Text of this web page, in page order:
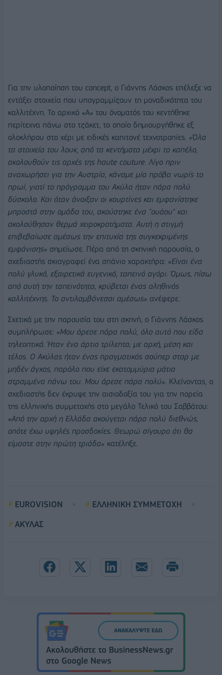
Για την υλοποίηση του concept, ο Γιάννης Λάσκος επέλεξε να
εντάξει στοιχεία που υπογραμμίζουν τη μοναδικότητα του
καλλιτέχνη. Το αρχικό «Α» του όνοματός του κεντήθηκε
περίτεχνα πάνω στο τζάκετ, το οποίο δημιουργήθηκε εξ
ολοκλήρου στο χέρι με ειδικές καπιτονέ τεχνοτροπίες. «Όλα
τα στοιχεία του λουκ, από τα κεντήματα μέχρι το καπέλο,
ακολουθούν τις αρχές της haute couture. Λίγο πριν
αναχωρήσει για την Αυστρία, κάναμε μία πρόβα νωρίς το
πρωί, γιατί το πρόγραμμα του Ακύλα ήταν πάρα πολύ
δύσκολο. Και όταν άνοιξαν οι κουρτίνες και εμφανίστηκε
μπροστά στην ομάδα του, ακούστηκε ένα "ουάου" και
ακολούθησαν θερμά χειροκροτήματα. Αυτή η στιγμή
επιβεβαίωσε αμέσως την επιτυχία της συγκεκριμένης
εμφάνισης» σημείωσε. Πέρα από τη σκηνική παρουσία, ο
σχεδιαστής σκιαγραφεί ένα σπάνιο χαρακτήρα: «Είναι ένα
πολύ γλυκό, εξαιρετικά ευγενικό, ταπεινό αγόρι. Όμως, πίσω
από αυτή την ταπεινότητα, κρύβεται ένας αληθινός
καλλιτέχνης. Το αντιλαμβάνεσαι αμέσως» ανέφερε.
Σχετικά με την παρουσία του στη σκηνή, ο Γιάννης Λάσκος
συμπλήρωσε: «Μου άρεσε πάρα πολύ, όλο αυτό που είδα
τηλεοπτικά. Ήταν ένα άρτιο τρίλεπτο, με αρχή, μέση και
τέλος. Ο Ακύλας ήταν ένας πραγματικός σούπερ σταρ με
μηδέν άγχος, παρόλο που είχε εκατομμύρια μάτια
στραμμένα πάνω του. Μου άρεσε πάρα πολύ». Κλείνοντας, ο
σχεδιαστής δεν έκρυψε την αισιοδοξία του για την πορεία
της ελληνικής συμμετοχής στο μεγάλο Τελικό του Σαββάτου:
«Από την αρχή η Ελλάδα ακούγεται πάρα πολύ διεθνώς,
οπότε έχω υψηλές προσδοκίες. Θεωρώ σίγουρο ότι θα
είμαστε στην πρώτη τριάδα» κατέληξε.
EUROVISION
ΕΛΛΗΝΙΚΗ ΣΥΜΜΕΤΟΧΗ
ΑΚΥΛΑΣ